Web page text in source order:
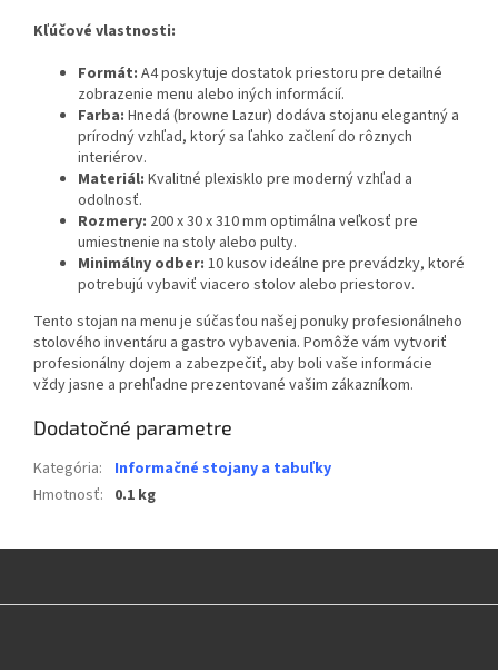
Kľúčové vlastnosti:
Formát: A4 poskytuje dostatok priestoru pre detailné
zobrazenie menu alebo iných informácií.
Farba: Hnedá (browne Lazur) dodáva stojanu elegantný a
prírodný vzhľad, ktorý sa ľahko začlení do rôznych
interiérov.
Materiál: Kvalitné plexisklo pre moderný vzhľad a
odolnosť.
Rozmery: 200 x 30 x 310 mm optimálna veľkosť pre
umiestnenie na stoly alebo pulty.
Minimálny odber: 10 kusov ideálne pre prevádzky, ktoré
potrebujú vybaviť viacero stolov alebo priestorov.
Tento stojan na menu je súčasťou našej ponuky profesionálneho
stolového inventáru a gastro vybavenia. Pomôže vám vytvoriť
profesionálny dojem a zabezpečiť, aby boli vaše informácie
vždy jasne a prehľadne prezentované vašim zákazníkom.
Dodatočné parametre
Kategória:
Informačné stojany a tabuľky
Hmotnosť: 0.1 kg